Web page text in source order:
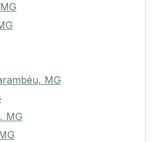
MG
MG